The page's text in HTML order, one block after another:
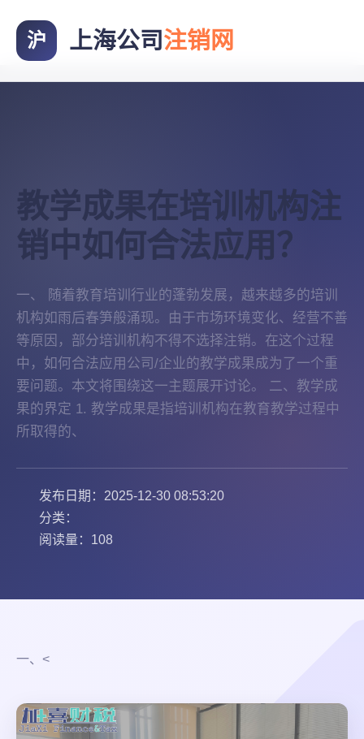
沪 上海公司注销网
教学成果在培训机构注
销中如何合法应用？
一、 随着教育培训行业的蓬勃发展，越来越多的培训
机构如雨后春笋般涌现。由于市场环境变化、经营不善
等原因，部分培训机构不得不选择注销。在这个过程
中，如何合法应用公司/企业的教学成果成为了一个重
要问题。本文将围绕这一主题展开讨论。 二、教学成
果的界定 1. 教学成果是指培训机构在教育教学过程中
所取得的、
发布日期：2025-12-30 08:53:20
分类：
阅读量：108
一、<